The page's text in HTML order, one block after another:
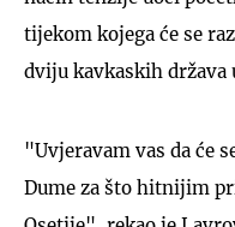
tijekom kojega će se
dviju kavkaskih država
"Uvjeravam vas da će
Dume za što hitnijim